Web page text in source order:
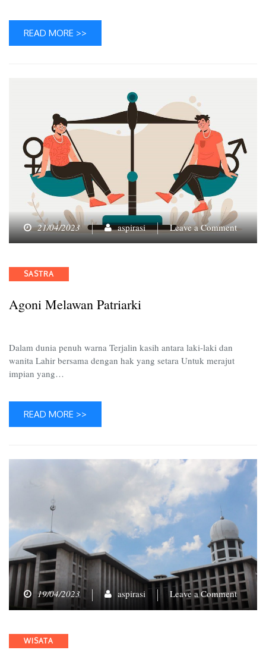
READ MORE >>
21/04/2023 aspirasi Leave a Commenton
Agoni
Categories
SASTRA
Agoni Melawan Patriarki
Dalam dunia penuh warna Terjalin kasih antara laki-laki dan
wanita Lahir bersama dengan hak yang setara Untuk merajut
impian yang…
READ MORE >>
19/04/2023 aspirasi Leave a Commenton
Mencari
Categories
WISATA